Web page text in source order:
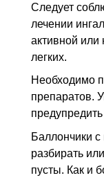
Следует
лечении
активной или
легких.
Необходимо
препаратов.
Баллончики
разбирать
пусты. Как и